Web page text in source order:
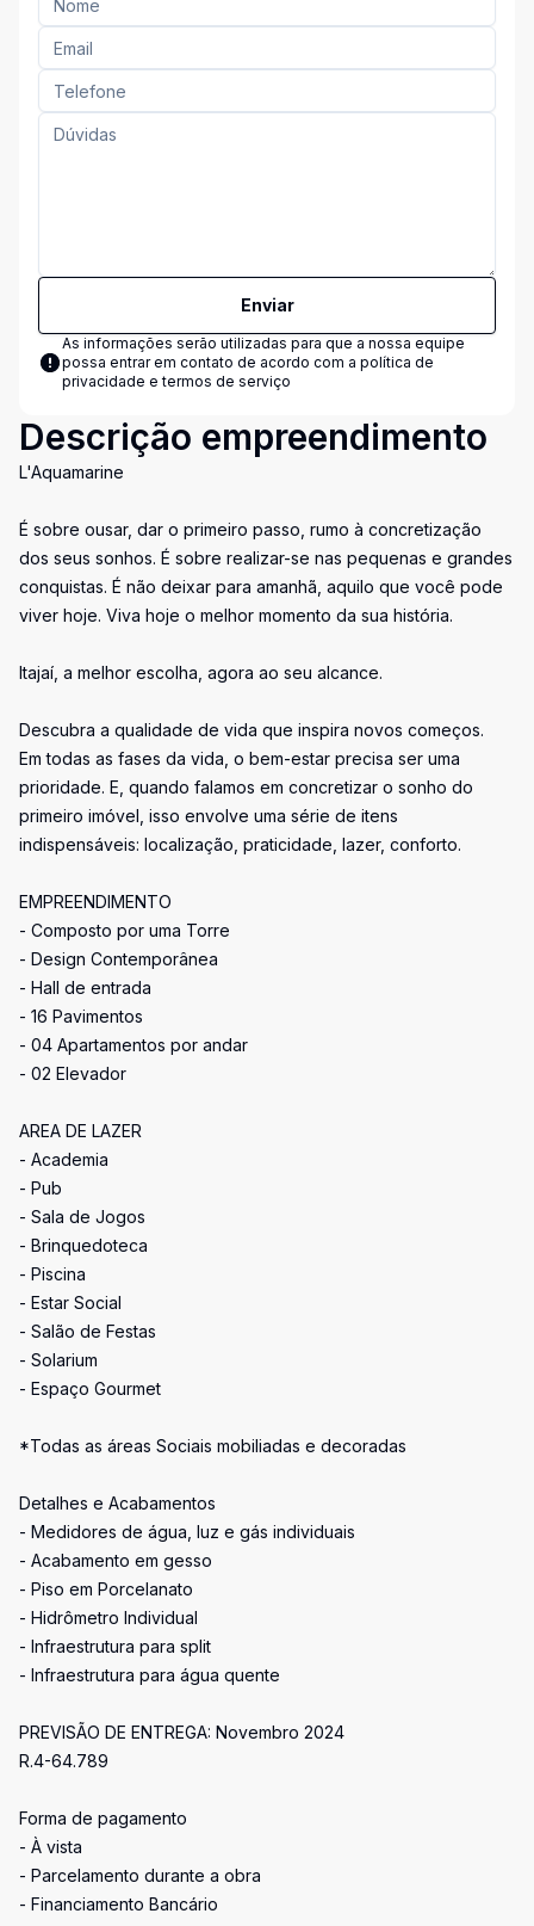
Enviar
As informações serão utilizadas para que a nossa equipe
possa entrar em contato de acordo com a política de
privacidade e termos de serviço
Descrição empreendimento
L'Aquamarine
É sobre ousar, dar o primeiro passo, rumo à concretização
dos seus sonhos. É sobre realizar-se nas pequenas e grandes
conquistas. É não deixar para amanhã, aquilo que você pode
viver hoje. Viva hoje o melhor momento da sua história.
Itajaí, a melhor escolha, agora ao seu alcance.
Descubra a qualidade de vida que inspira novos começos.
Em todas as fases da vida, o bem-estar precisa ser uma
prioridade. E, quando falamos em concretizar o sonho do
primeiro imóvel, isso envolve uma série de itens
indispensáveis: localização, praticidade, lazer, conforto.
EMPREENDIMENTO
- Composto por uma Torre
- Design Contemporânea
- Hall de entrada
- 16 Pavimentos
- 04 Apartamentos por andar
- 02 Elevador
AREA DE LAZER
- Academia
- Pub
- Sala de Jogos
- Brinquedoteca
- Piscina
- Estar Social
- Salão de Festas
- Solarium
- Espaço Gourmet
*Todas as áreas Sociais mobiliadas e decoradas
Detalhes e Acabamentos
- Medidores de água, luz e gás individuais
- Acabamento em gesso
- Piso em Porcelanato
- Hidrômetro Individual
- Infraestrutura para split
- Infraestrutura para água quente
PREVISÃO DE ENTREGA: Novembro 2024
R.4-64.789
Forma de pagamento
- À vista
- Parcelamento durante a obra
- Financiamento Bancário